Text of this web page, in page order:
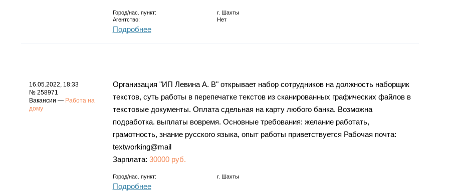
Город/нас. пункт: г. Шахты
Агентство:
Нет
Подробнее
16.05.2022, 18:33
№ 258971
Вакансии — Работа на
дому
Организация "ИП Левина А. В" открывает набор сотрудников на должность наборщик
текстов, суть работы в перепечатке текстов из сканированных графических файлов в
текстовые документы. Оплата сдельная на карту любого банка. Возможна
подработка. выплаты вовремя. Основные требования: желание работать,
грамотность, знание русского языка, опыт работы приветствуется Рабочая почта:
textworking@mail
Зарплата: 30000 руб.
Город/нас. пункт: г. Шахты
Подробнее